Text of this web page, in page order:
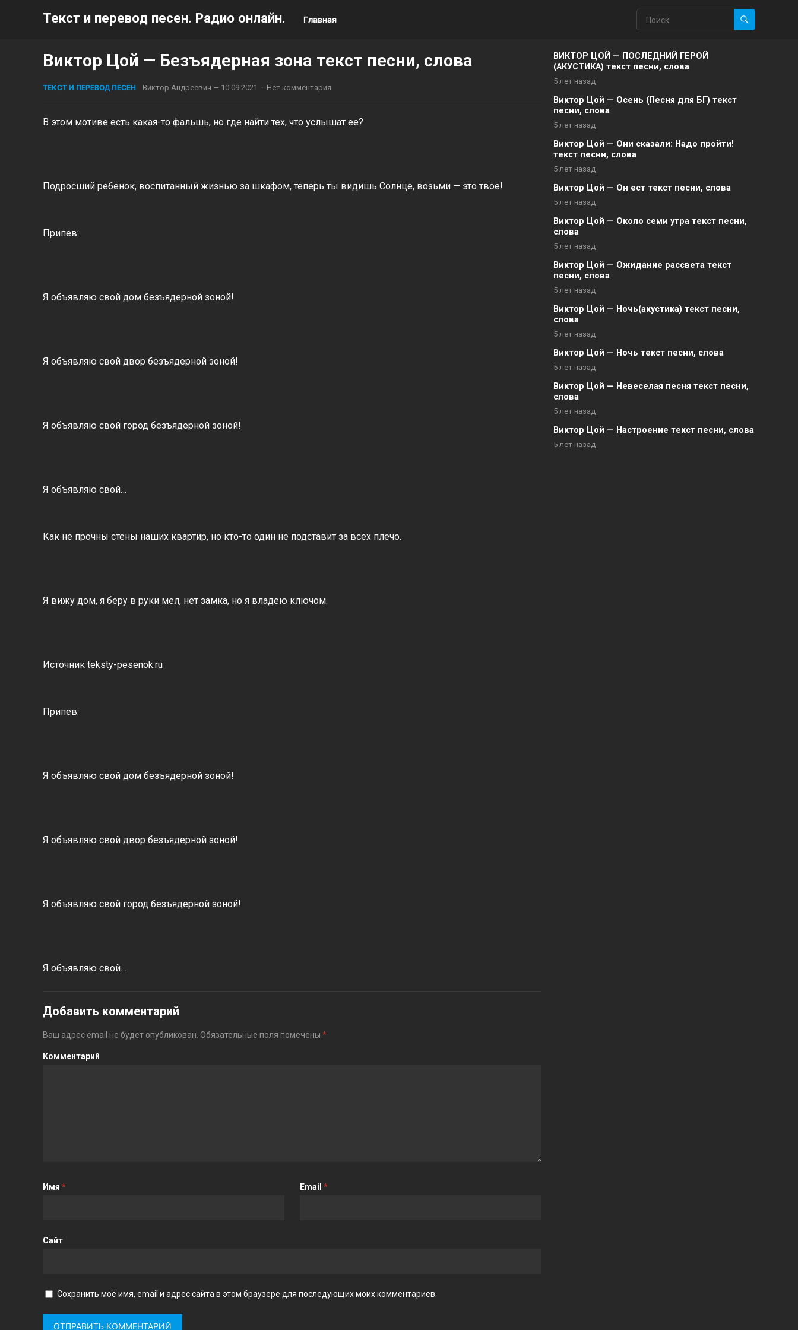
Текст и перевод песен. Радио онлайн. Главная
Виктор Цой — Безъядерная зона текст песни, слова
ТЕКСТ И ПЕРЕВОД ПЕСЕН Виктор Андреевич — 10.09.2021 · Нет комментария
В этом мотиве есть какая-то фальшь, но где найти тех, что услышат ее?
Подросший ребенок, воспитанный жизнью за шкафом, теперь ты видишь Солнце, возьми — это твое!
Припев:
Я объявляю свой дом безъядерной зоной!
Я объявляю свой двор безъядерной зоной!
Я объявляю свой город безъядерной зоной!
Я объявляю свой…
Как не прочны стены наших квартир, но кто-то один не подставит за всех плечо.
Я вижу дом, я беру в руки мел, нет замка, но я владею ключом.
Источник teksty-pesenok.ru
Припев:
Я объявляю свой дом безъядерной зоной!
Я объявляю свой двор безъядерной зоной!
Я объявляю свой город безъядерной зоной!
Я объявляю свой…
Добавить комментарий
Ваш адрес email не будет опубликован. Обязательные поля помечены *
Комментарий
Имя * Email *
Сайт
Сохранить моё имя, email и адрес сайта в этом браузере для последующих моих комментариев.
ВИКТОР ЦОЙ — ПОСЛЕДНИЙ ГЕРОЙ
(АКУСТИКА) текст песни, слова
5 лет назад
Виктор Цой — Осень (Песня для БГ) текст
песни, слова
5 лет назад
Виктор Цой — Они сказали: Надо пройти!
текст песни, слова
5 лет назад
Виктор Цой — Он ест текст песни, слова
5 лет назад
Виктор Цой — Около семи утра текст песни,
слова
5 лет назад
Виктор Цой — Ожидание рассвета текст
песни, слова
5 лет назад
Виктор Цой — Ночь(акустика) текст песни,
слова
5 лет назад
Виктор Цой — Ночь текст песни, слова
5 лет назад
Виктор Цой — Невеселая песня текст песни,
слова
5 лет назад
Виктор Цой — Настроение текст песни, слова
5 лет назад